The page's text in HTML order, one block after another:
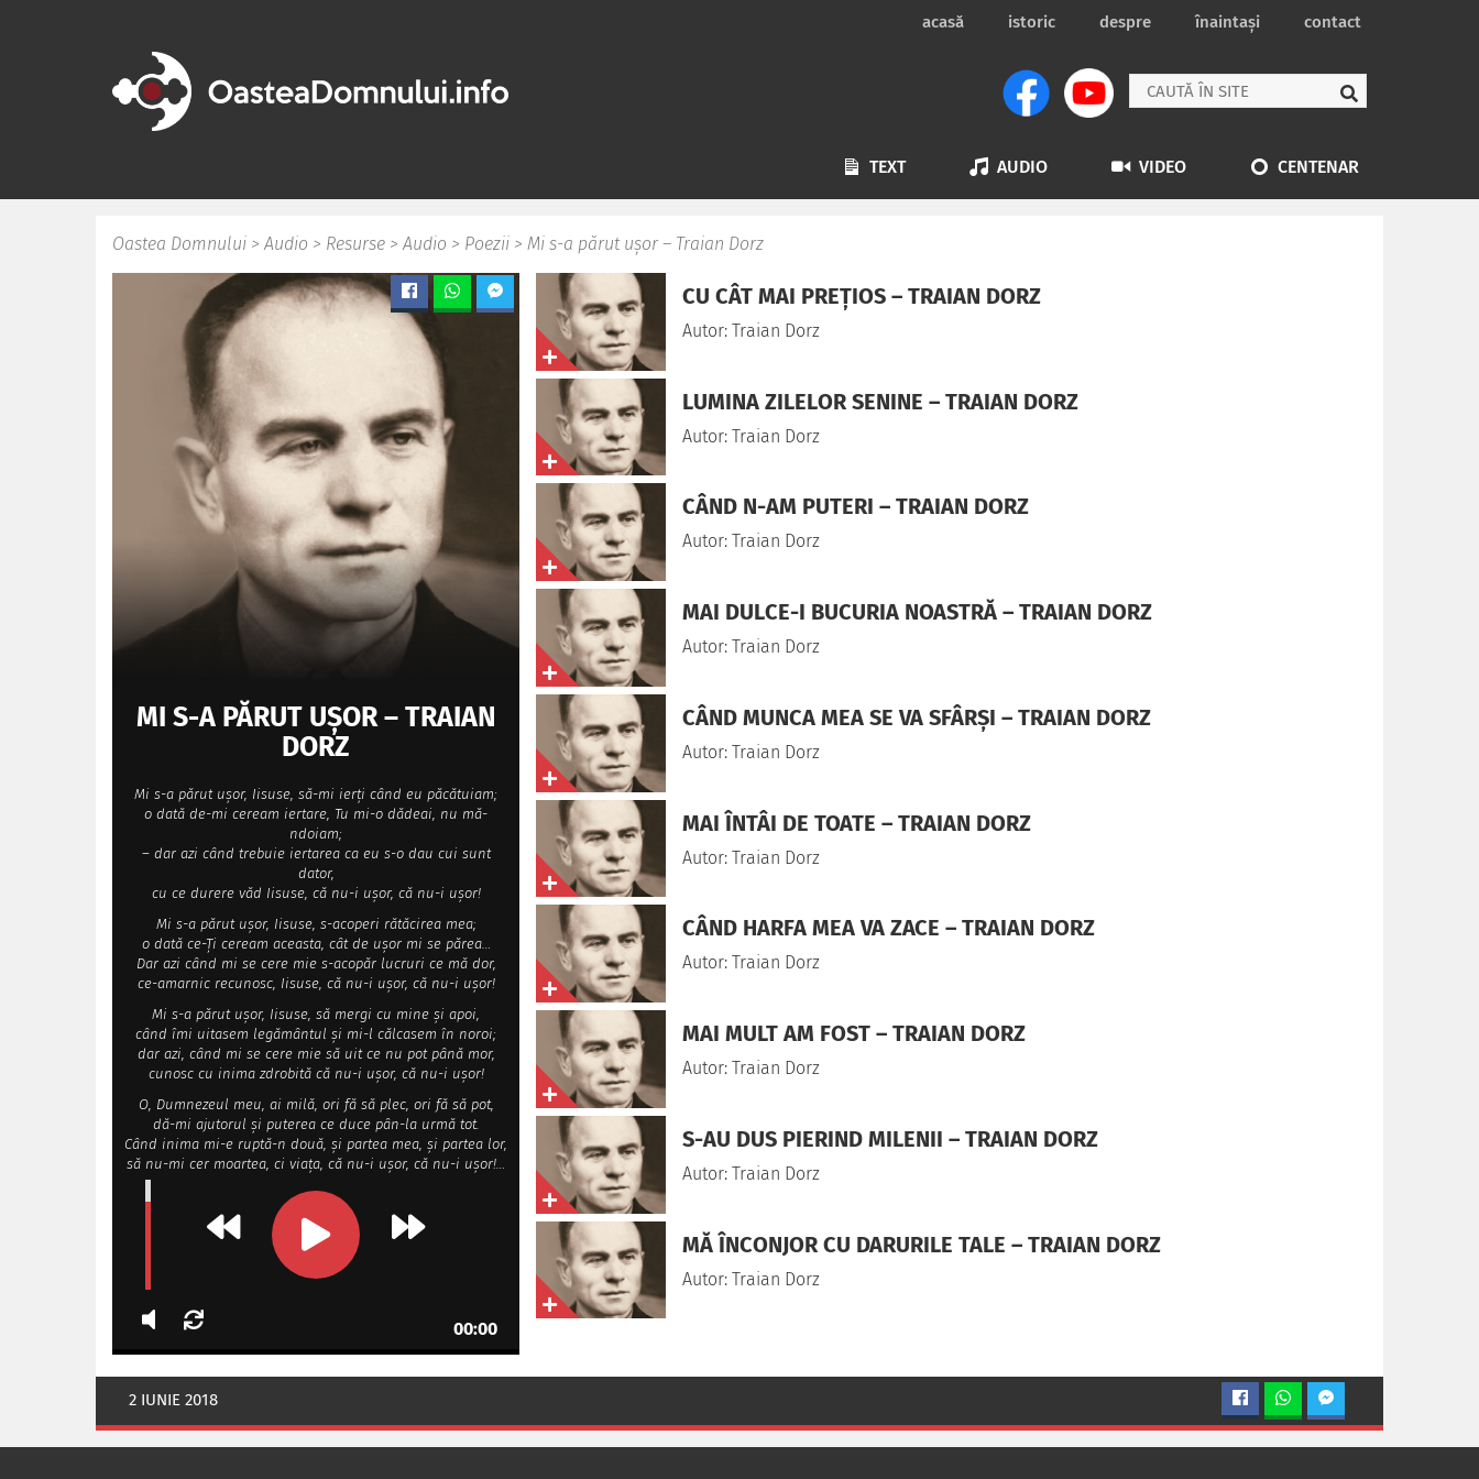
acasă istoric despre înaintași contact
TEXT AUDIO VIDEO CENTENAR
Oastea Domnului > Audio > Resurse > Audio > Poezii > Mi s-a părut ușor – Traian Dorz
MI S-A PĂRUT UȘOR – TRAIAN
DORZ
Mi s-a părut ușor, Iisuse, să-mi ierți când eu păcătuiam;
o dată de-mi ceream iertare, Tu mi-o dădeai, nu mă-
ndoiam;
– dar azi când trebuie iertarea ca eu s-o dau cui sunt
dator,
cu ce durere văd Iisuse, că nu-i ușor, că nu-i ușor!
Mi s-a părut ușor, Iisuse, s-acoperi rătăcirea mea;
o dată ce-Ţi ceream aceasta, cât de ușor mi se părea…
Dar azi când mi se cere mie s-acopăr lucruri ce mă dor,
ce-amarnic recunosc, Iisuse, că nu-i ușor, că nu-i ușor!
Mi s-a părut ușor, Iisuse, să mergi cu mine și apoi,
când îmi uitasem legământul și mi-l călcasem în noroi;
dar azi, când mi se cere mie să uit ce nu pot până mor,
cunosc cu inima zdrobită că nu-i ușor, că nu-i ușor!
O, Dumnezeul meu, ai milă, ori fă să plec, ori fă să pot,
dă-mi ajutorul și puterea ce duce pân-la urmă tot.
Când inima mi-e ruptă-n două, și partea mea, și partea lor,
să nu-mi cer moartea, ci viața, că nu-i ușor, că nu-i ușor!…
00:00
CU CÂT MAI PREȚIOS – TRAIAN DORZ
Autor: Traian Dorz
LUMINA ZILELOR SENINE – TRAIAN DORZ
Autor: Traian Dorz
CÂND N-AM PUTERI – TRAIAN DORZ
Autor: Traian Dorz
MAI DULCE-I BUCURIA NOASTRĂ – TRAIAN DORZ
Autor: Traian Dorz
CÂND MUNCA MEA SE VA SFÂRŞI – TRAIAN DORZ
Autor: Traian Dorz
MAI ÎNTÂI DE TOATE – TRAIAN DORZ
Autor: Traian Dorz
CÂND HARFA MEA VA ZACE – TRAIAN DORZ
Autor: Traian Dorz
MAI MULT AM FOST – TRAIAN DORZ
Autor: Traian Dorz
S-AU DUS PIERIND MILENII – TRAIAN DORZ
Autor: Traian Dorz
MĂ ÎNCONJOR CU DARURILE TALE – TRAIAN DORZ
Autor: Traian Dorz
2 IUNIE 2018